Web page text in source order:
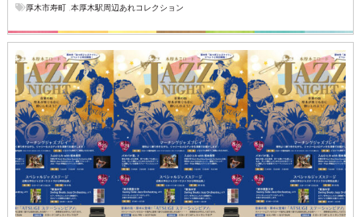
厚木市寿町, 本厚木駅周辺あれコレクション